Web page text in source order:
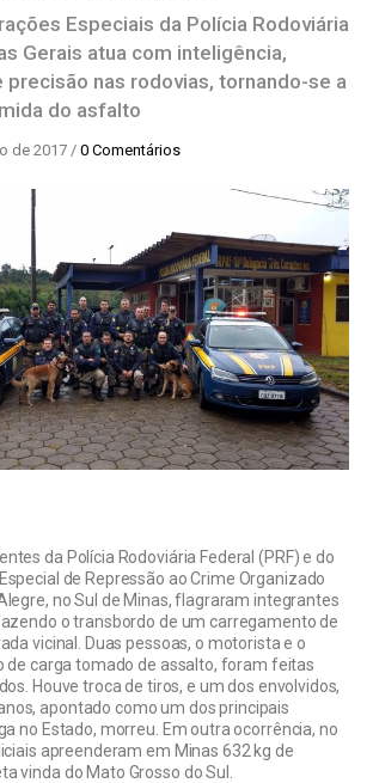
Especiais da Polícia Rodoviária
Gerais atua com inteligência,
precisão nas rodovias, tornando-se a
do asfalto
de 2017 /0 Comentários
da Polícia Rodoviária Federal (PRF) e do
de Repressão ao Crime Organizado
no Sul de Minas, flagraram integrantes
o transbordo de um carregamento de
vicinal. Duas pessoas, o motorista e o
de carga tomado de assalto, foram feitas
Houve troca de tiros, e um dos envolvidos,
apontado como um dos principais
no Estado, morreu. Em outra ocorrência, no
apreenderam em Minas 632 kg de
vinda do Mato Grosso do Sul.